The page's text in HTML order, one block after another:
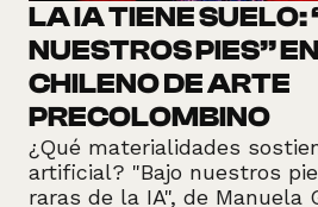
LA IA TIENE
NUESTROS PIES”
CHILENO DE ARTE
PRECOLOMBINO
¿Qué materialidades
artificial? "Bajo nuestros
raras de la IA", de Manuela